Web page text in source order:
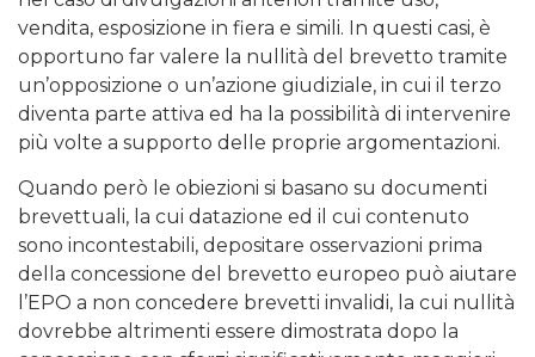
vendita, esposizione in fiera e simili. In questi casi, è
opportuno far valere la nullità del brevetto tramite
un’opposizione o un’azione giudiziale, in cui il terzo
diventa parte attiva ed ha la possibilità di intervenire
più volte a supporto delle proprie argomentazioni.
Quando però le obiezioni si basano su documenti
brevettuali, la cui datazione ed il cui contenuto
sono incontestabili, depositare osservazioni prima
della concessione del brevetto europeo può aiutare
l’EPO a non concedere brevetti invalidi, la cui nullità
dovrebbe altrimenti essere dimostrata dopo la